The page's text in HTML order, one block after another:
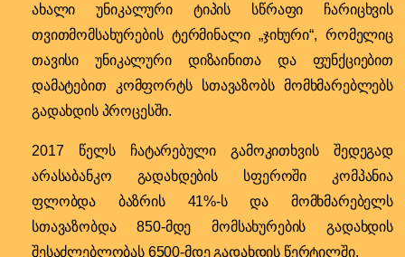
ახალი უნიკალური ტიპის სწრაფი ჩარიცხვის
თვითმომსახურების ტერმინალი „ჯიხური“, რომელიც
თავისი უნიკალური დიზაინითა და ფუნქციებით
დამატებით კომფორტს სთავაზობს მომხმარებლებს
გადახდის პროცესში.
2017 წელს ჩატარებული გამოკითხვის შედეგად
არასაბანკო გადახდების სფეროში კომპანია
ფლობდა ბაზრის 41%-ს და მომხმარებელს
სთავაზობდა 850-მდე მომსახურების გადახდის
შესაძლებლობას 6500-მდე გადახდის წერტილში.